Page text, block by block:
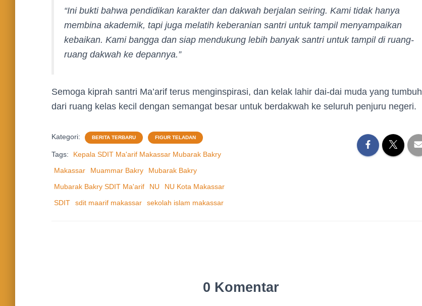
“Ini bukti bahwa pendidikan karakter dan dakwah berjalan seiring. Kami tidak hanya
membina akademik, tapi juga melatih keberanian santri untuk tampil menyampaikan
kebaikan. Kami bangga dan siap mendukung lebih banyak santri untuk tampil di ruang-
ruang dakwah ke depannya.”
Semoga kiprah santri Ma’arif terus menginspirasi, dan kelak lahir dai-dai muda yang tumbuh
dari ruang kelas kecil dengan semangat besar untuk berdakwah ke seluruh penjuru negeri.
Kategori: BERITA TERBARU FIGUR TELADAN
Tags:
Kepala SDIT Ma'arif Makassar Mubarak Bakry
Makassar
Muammar Bakry
Mubarak Bakry
Mubarak Bakry SDIT Ma'arif
NU
NU Kota Makassar
SDIT
sdit maarif makassar sekolah islam makassar
0 Komentar